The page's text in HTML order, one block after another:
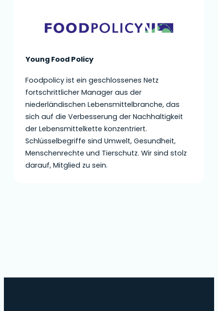
Young Food Policy
Foodpolicy ist ein geschlossenes Netz
fortschrittlicher Manager aus der
niederländischen Lebensmittelbranche, das
sich auf die Verbesserung der Nachhaltigkeit
der Lebensmittelkette konzentriert.
Schlüsselbegriffe sind Umwelt, Gesundheit,
Menschenrechte und Tierschutz. Wir sind stolz
darauf, Mitglied zu sein.